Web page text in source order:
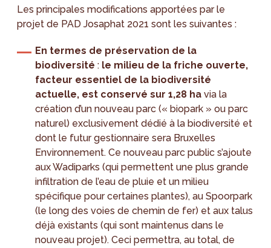
Les principales modifications apportées par le
projet de PAD Josaphat 2021 sont les suivantes :
En termes de préservation de la
biodiversité : le milieu de la friche ouverte,
facteur essentiel de la biodiversité
actuelle, est conservé sur 1,28 ha via la
création d’un nouveau parc (« biopark » ou parc
naturel) exclusivement dédié à la biodiversité et
dont le futur gestionnaire sera Bruxelles
Environnement. Ce nouveau parc public s’ajoute
aux Wadiparks (qui permettent une plus grande
infiltration de l’eau de pluie et un milieu
spécifique pour certaines plantes), au Spoorpark
(le long des voies de chemin de fer) et aux talus
déjà existants (qui sont maintenus dans le
nouveau projet). Ceci permettra, au total, de